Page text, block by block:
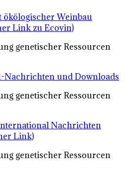
ökölogischer Weinbau
Link zu Ecovin)
genetischer Ressourcen
Nachrichten und Downloads
genetischer Ressourcen
Nachrichten
Link)
genetischer Ressourcen